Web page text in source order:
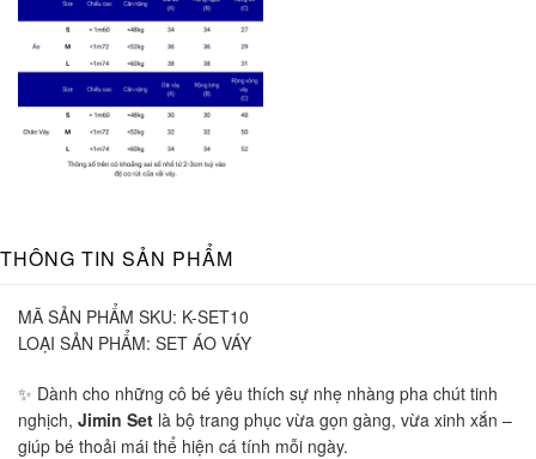
THÔNG TIN SẢN PHẨM
MÃ SẢN PHẨM SKU: K-SET10
LOẠI SẢN PHẨM: SET ÁO VÁY
✨ Dành cho những cô bé yêu thích sự nhẹ nhàng pha chút tinh
nghịch, Jimin Set là bộ trang phục vừa gọn gàng, vừa xinh xắn –
giúp bé thoải mái thể hiện cá tính mỗi ngày.